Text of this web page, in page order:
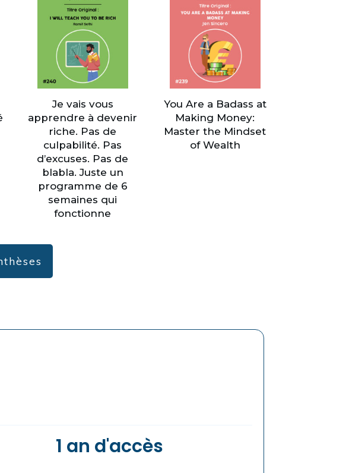
Je vais vous
apprendre à devenir
riche. Pas de
culpabilité. Pas
d’excuses. Pas de
blabla. Juste un
programme de 6
semaines qui
fonctionne
You Are a Badass at
Making Money:
Master the Mindset
of Wealth
1 an d'accès